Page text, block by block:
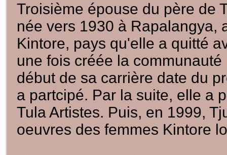
Troisième épouse du père de
née vers 1930 à Rapalangya,
Kintore, pays qu'elle a quitté
une fois créée la
début de sa carrière date du
a partcipé. Par la suite, elle a
Tula Artistes. Puis, en 1999,
oeuvres des femmes Kintore